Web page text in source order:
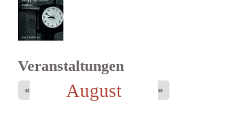
Schnabel, Sigune und Philipp L´...
Veranstaltungen
August
« »